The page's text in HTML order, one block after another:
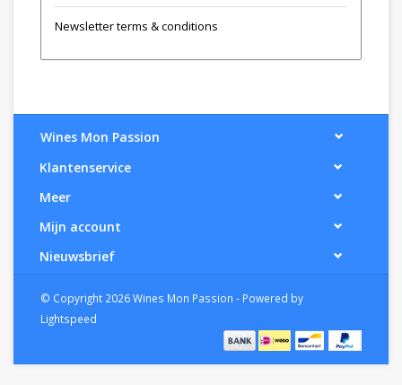
Newsletter terms & conditions
Wines Mon Passion
Klantenservice
Meer
Mijn account
Nieuwsbrief
© Copyright 2026 Wines Mon Passion - Powered by
Lightspeed